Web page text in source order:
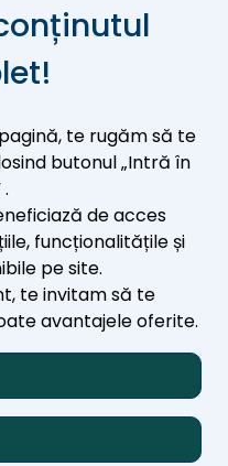
te rugăm să te
butonul „Intră în
de acces
funcționalitățile și
pe site.
te invitam să te
avantajele oferite.